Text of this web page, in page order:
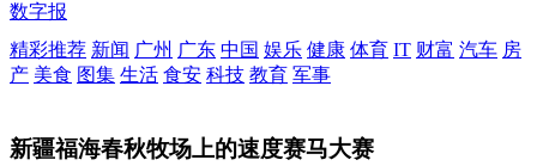
数字报
精彩推荐 新闻 广州 广东 中国 娱乐 健康 体育 IT 财富 汽车 房
产 美食 图集 生活 食安 科技 教育 军事
新疆福海春秋牧场上的速度赛马大赛